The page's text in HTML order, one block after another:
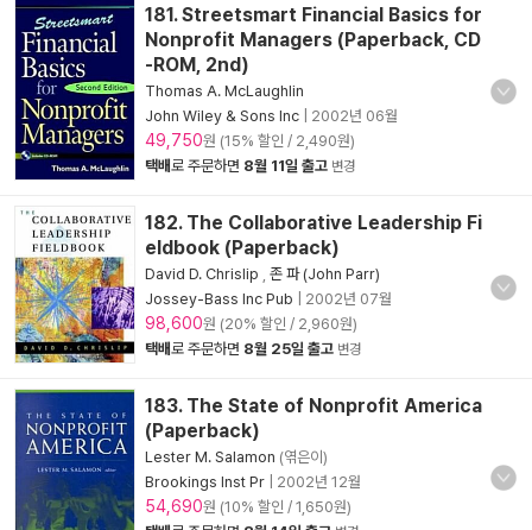
181. Streetsmart Financial Basics for
Nonprofit Managers (Paperback, CD
-ROM, 2nd)
Thomas A. McLaughlin
John Wiley & Sons Inc
2002년 06월
49,750원 (15% 할인 / 2,490원)
택배로 주문하면 8월 11일 출고 변경
182. The Collaborative Leadership Fi
eldbook (Paperback)
David D. Chrislip
존 파 (John Parr)
Jossey-Bass Inc Pub
2002년 07월
98,600원 (20% 할인 / 2,960원)
택배로 주문하면 8월 25일 출고 변경
183. The State of Nonprofit America
(Paperback)
Lester M. Salamon (엮은이)
Brookings Inst Pr
2002년 12월
54,690원 (10% 할인 / 1,650원)